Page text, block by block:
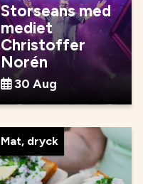
Storseans med
mediet
Christoffer
Norén
30 Aug
Mat, dryck